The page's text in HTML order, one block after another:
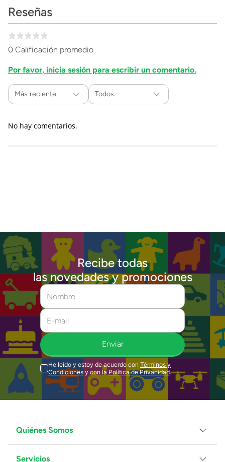
Reseñas
0 Calificación promedio
Por favor, inicia sesión para escribir un comentario.
Más reciente Todos
No hay comentarios.
Recibe todas
las novedades y promociones
Enviar
He leído y estoy de acuerdo con Términos y
Condiciones y con la Política de Privacidad.
Quiénes Somos
Servicios